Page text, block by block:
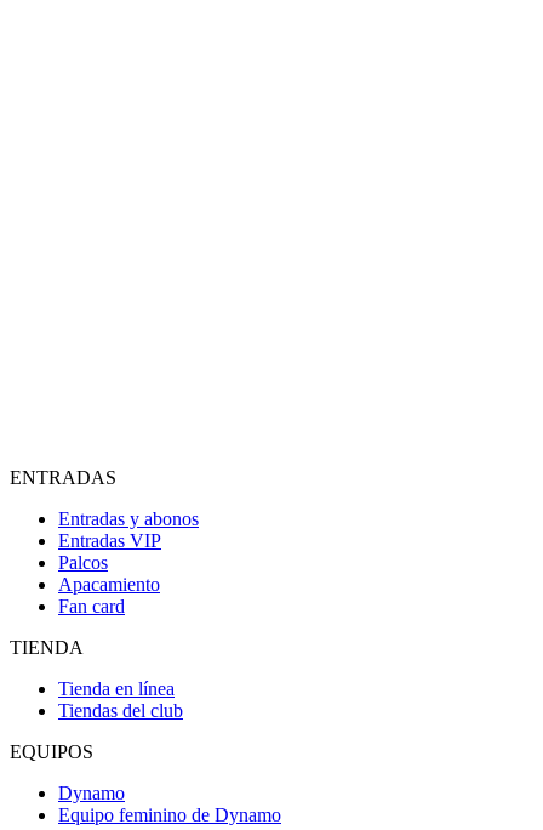
ENTRADAS
Entradas y abonos
Entradas VIP
Palcos
Apacamiento
Fan card
TIENDA
Tienda en línea
Tiendas del club
EQUIPOS
Dynamo
Equipo feminino de Dynamo